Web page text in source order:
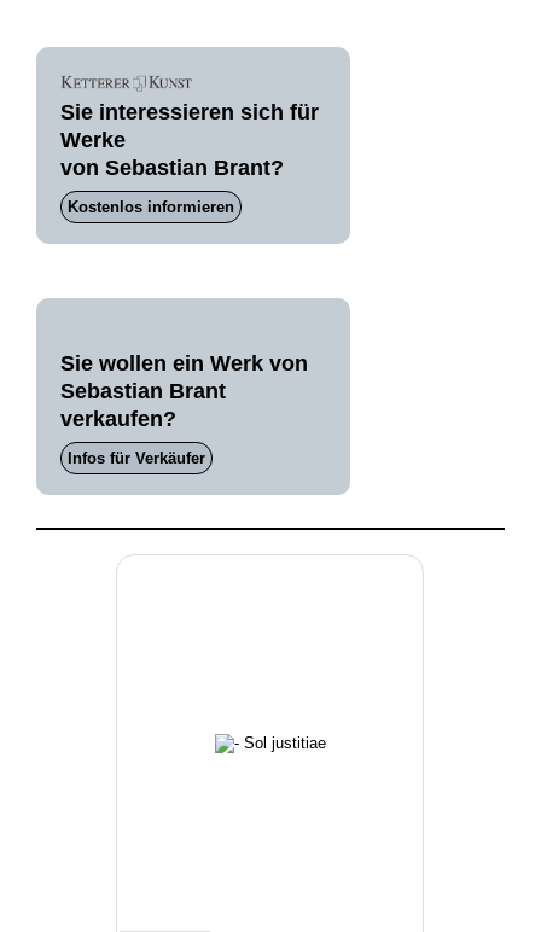
Sie interessieren sich für
Werke
von Sebastian Brant?
Kostenlos informieren
Sie wollen ein Werk von
Sebastian Brant
verkaufen?
Infos für Verkäufer